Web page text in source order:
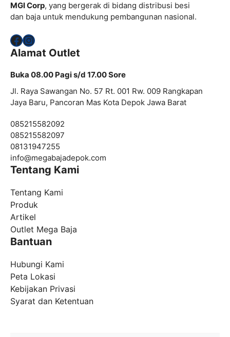
MGI Corp, yang bergerak di bidang distribusi besi
dan baja untuk mendukung pembangunan nasional.
Facebook
Instagram
Alamat Outlet
Buka 08.00 Pagi s/d 17.00 Sore
Jl. Raya Sawangan No. 57 Rt. 001 Rw. 009 Rangkapan
Jaya Baru, Pancoran Mas Kota Depok Jawa Barat
085215582092
085215582097
08131947255
info@megabajadepok.com
Tentang Kami
Tentang Kami
Produk
Artikel
Outlet Mega Baja
Bantuan
Hubungi Kami
Peta Lokasi
Kebijakan Privasi
Syarat dan Ketentuan